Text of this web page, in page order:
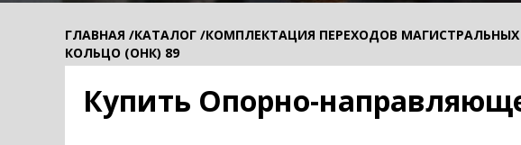
ГЛАВНАЯ /КАТАЛОГ /КОМПЛЕКТАЦИЯ ПЕРЕХОДОВ
КОЛЬЦО (ОНК) 89
Купить Опорно-